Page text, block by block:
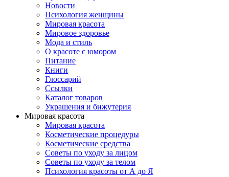
Новости
Психология женщины
Мировая красота
Мировое здоровье
Мода и стиль
О красоте с юмором
Питание
Книги
Глоссарий
Ссылки
Каталог товаров
Украшения и бижутерия
Мировая красота
Мировая красота
Косметические процедуры
Косметические средства
Советы по уходу за лицом
Советы по уходу за телом
Психология красоты от А до Я